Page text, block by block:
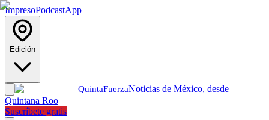
ImpresoPodcastApp
Edición
QuintaFuerzaNoticias de México, desde
Quintana Roo
Suscríbete gratis